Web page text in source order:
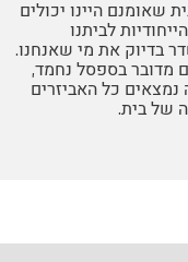
שאומנם היינו יכולים
לביתנו
בדיוק את מי שאנחנו.
מדובר בספסל נחמד,
נמצאים כל האביזרים
של בית.